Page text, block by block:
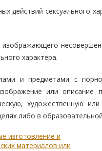
действий сексуального
изображающего
характера.
и предметами с
или описание
художественную
либо в
изготовление и
материалов или